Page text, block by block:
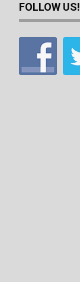
FOLLOW US!